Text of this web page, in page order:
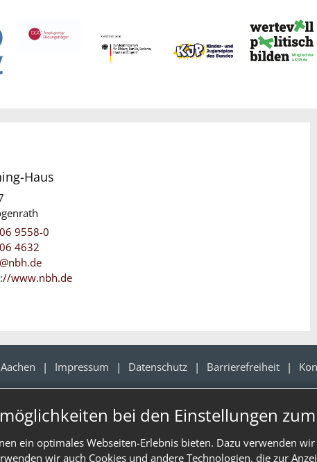
bei den Einstellungen
ein optimales Webseiten-Erlebnis bieten. Dazu verwenden
wir auch Cookies und andere Technologien, die zur
Haus
9558-0
4632
www.nbh.de
Impressum Datenschutz Barrierefreiheit